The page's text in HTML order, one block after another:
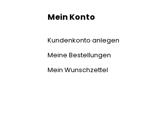
Mein Konto
Kundenkonto anlegen
Meine Bestellungen
Mein Wunschzettel